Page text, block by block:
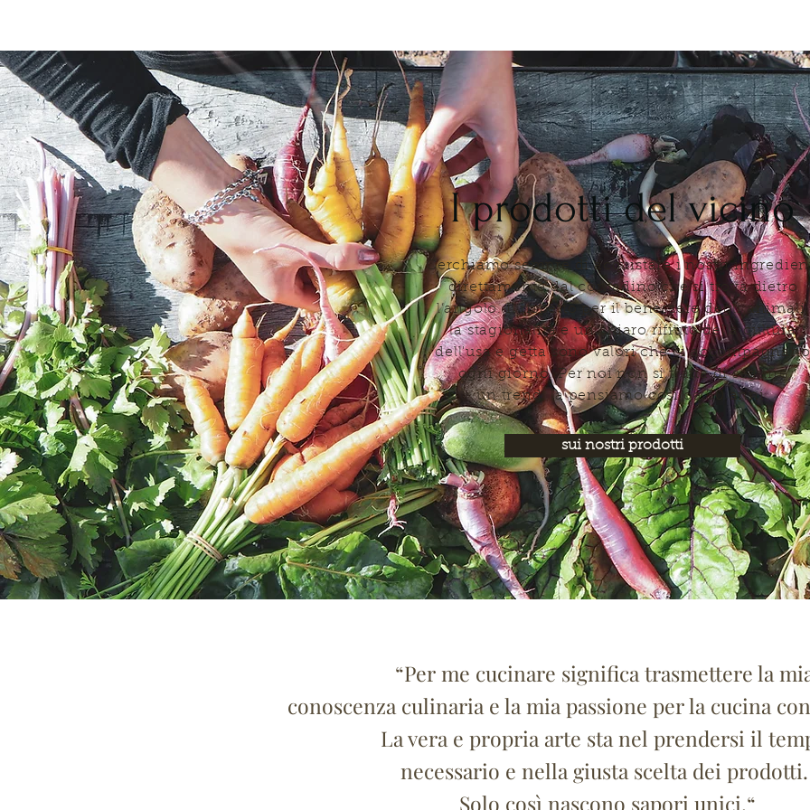
I prodotti del vicino
Cerchiamo sempre di acquistare i nostri
direttamente dal contadino che si trova dietro
l’angolo. Il rispetto per il benessere degli animali,
la stagionalità e un chiaro rifiuto della cultura
dell'usa e getta sono valori che ci accompagnano
ogni giorno. Per noi non si tratta di seguire
un trend, la pensiamo così da 30 anni.
sui nostri prodotti
“Per me cucinare significa trasmettere la
conoscenza culinaria e la mia passione per la cucina
La vera e propria arte sta nel prendersi il
necessario e nella giusta scelta dei
Solo così nascono sapori unici.“